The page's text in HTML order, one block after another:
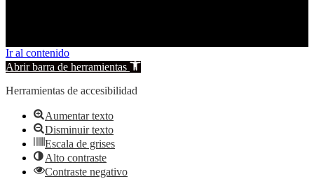
Ir al contenido
Abrir barra de herramientas
Herramientas de accesibilidad
Aumentar texto
Disminuir texto
Escala de grises
Alto contraste
Contraste negativo